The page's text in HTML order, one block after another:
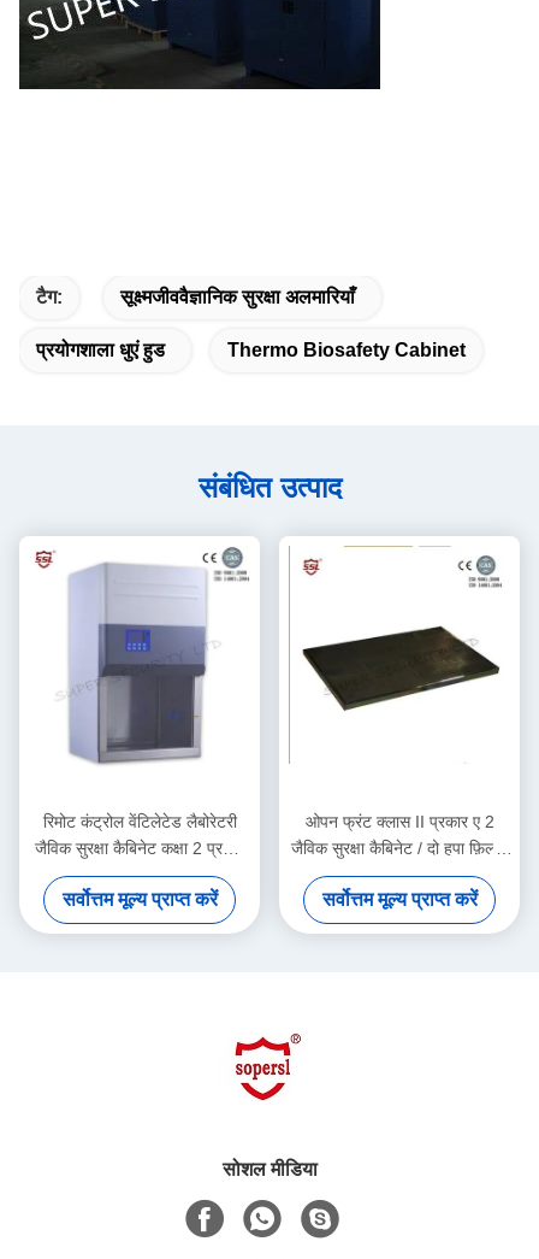
टैग: सूक्ष्मजीववैज्ञानिक सुरक्षा अलमारियाँ
प्रयोगशाला धुएं हुड Thermo Biosafety Cabinet
संबंधित उत्पाद
रिमोट कंट्रोल वेंटिलेटेड लैबोरेटरी
जैविक सुरक्षा कैबिनेट कक्षा 2 प्रकार
ए 2, 1000 डब्ल्यू
सर्वोत्तम मूल्य प्राप्त करें
ओपन फ्रंट क्लास II प्रकार ए 2
जैविक सुरक्षा कैबिनेट / दो हपा फ़िल्टर
के साथ लैब फ्यूम हूड
सर्वोत्तम मूल्य प्राप्त करें
सोशल मीडिया